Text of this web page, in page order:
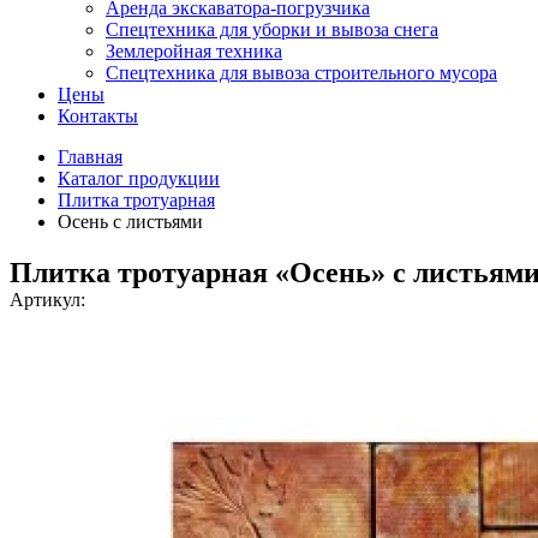
Аренда экскаватора-погрузчика
Спецтехника для уборки и вывоза снега
Землеройная техника
Спецтехника для вывоза строительного мусора
Цены
Контакты
Главная
Каталог продукции
Плитка тротуарная
Осень с листьями
Плитка тротуарная «Осень» с
Артикул: